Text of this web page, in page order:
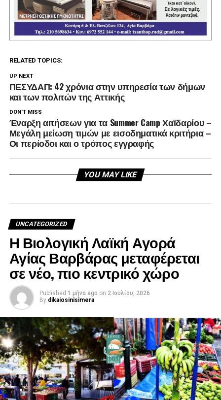
RELATED TOPICS:
UP NEXT
ΠΕΣΥΔΑΠ: 42 χρόνια στην υπηρεσία των δήμων
και των πολιτών της Αττικής
DON'T MISS
Έναρξη αιτήσεων για τα Summer Camp Χαϊδαρίου –
Μεγάλη μείωση τιμών με εισοδηματικά κριτήρια –
Οι περίοδοι και ο τρόπος εγγραφής
YOU MAY LIKE
UNCATEGORIZED
Η Βιολογική Λαϊκή Αγορά
Αγίας Βαρβάρας μεταφέρεται
σε νέο, πιο κεντρικό χώρο
Published 1 μήνα ago on 2 Ιουλίου, 2026
By dikaiosinisimera